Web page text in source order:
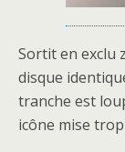
Sortit en exclu
disque
tranche est
icône mise